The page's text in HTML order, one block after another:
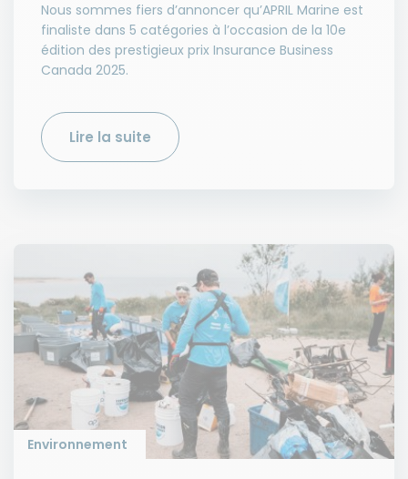
Nous sommes fiers d’annoncer qu’APRIL Marine est
finaliste dans 5 catégories à l’occasion de la 10e
édition des prestigieux prix Insurance Business
Canada 2025.
Lire la suite
Environnement